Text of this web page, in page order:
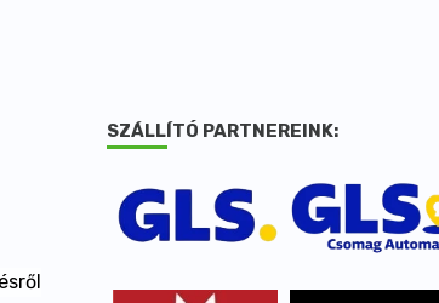
SZÁLLÍTÓ PARTNEREINK: